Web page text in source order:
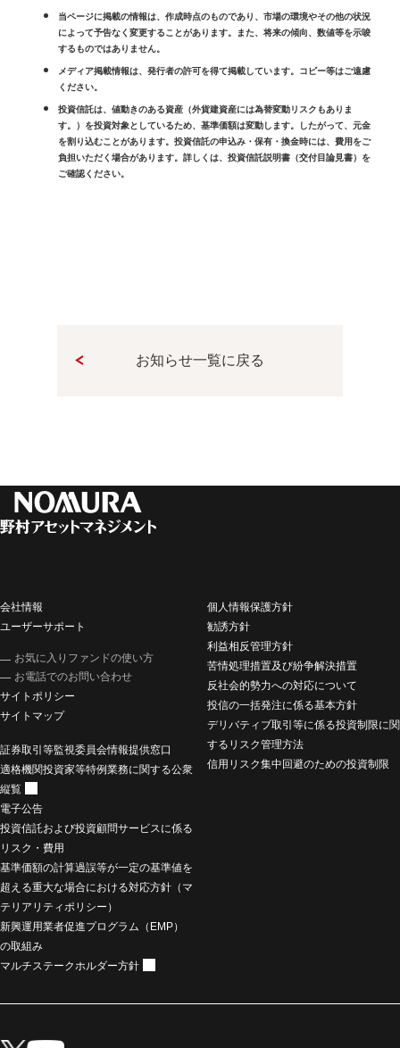
当ページに掲載の情報は、作成時点のものであり、市場の環境やその他の状況
によって予告なく変更することがあります。また、将来の傾向、数値等を示唆
するものではありません。
メディア掲載情報は、発行者の許可を得て掲載しています。コピー等はご遠慮
ください。
投資信託は、値動きのある資産（外貨建資産には為替変動リスクもありま
す。）を投資対象としているため、基準価額は変動します。したがって、元金
を割り込むことがあります。投資信託の申込み・保有・換金時には、費用をご
負担いただく場合があります。詳しくは、投資信託説明書（交付目論見書）を
ご確認ください。
お知らせ一覧に戻る
会社情報
ユーザーサポート
お気に入りファンドの使い方
お電話でのお問い合わせ
サイトポリシー
サイトマップ
個人情報保護方針
勧誘方針
利益相反管理方針
苦情処理措置及び紛争解決措置
反社会的勢力への対応について
投信の一括発注に係る基本方針
デリバティブ取引等に係る投資制限に関
するリスク管理方法
信用リスク集中回避のための投資制限
証券取引等監視委員会情報提供窓口
適格機関投資家等特例業務に関する公衆
縦覧
電子公告
投資信託および投資顧問サービスに係る
リスク・費用
基準価額の計算過誤等が一定の基準値を
超える重大な場合における対応方針（マ
テリアリティポリシー）
新興運用業者促進プログラム（EMP）
の取組み
マルチステークホルダー方針